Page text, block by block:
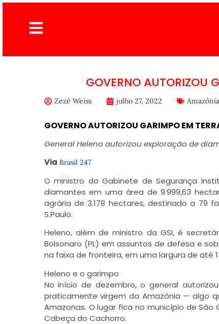
GOVERNO AUTORIZOU
Zezé Weiss julho 27, 2022 Amazônia
GOVERNO AUTORIZOU GARIMPO EM
General Heleno autorizou exploração de
Via Brasil 247
O ministro do Gabinete de Segurança
diamantes em uma área de 9.999,63
agrária de 3.178 hectares, destinado a 79
S.Paulo.
Heleno, além de ministro da GSI, é
Bolsonaro (PL) em assuntos de defesa e
na faixa de fronteira, em uma largura de até
Heleno e o garimpo
No início de dezembro, o general
praticamente virgem da Amazônia — algo
Amazonas. O lugar fica no município de
Cabeça do Cachorro.